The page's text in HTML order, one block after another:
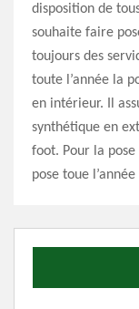
disposition de
souhaite faire
toujours des
toute l’année la
en intérieur. Il
synthétique en
foot. Pour la
pose toue